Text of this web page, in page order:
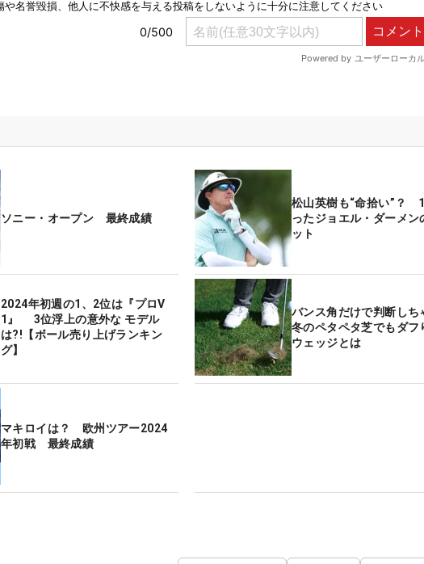
ソニー・オープン 最終成績
松山英樹も“命拾い”？
ったジョエル・ダーメン
ット
2024年初週の1、2位は『プロV
1』 3位浮上の意外な モデル
は?!【ボール売り上げランキン
グ】
バンス角だけで判断し
冬のペタペタ芝でもダフ
ウェッジとは
マキロイは？ 欧州ツアー2024
年初戦 最終成績